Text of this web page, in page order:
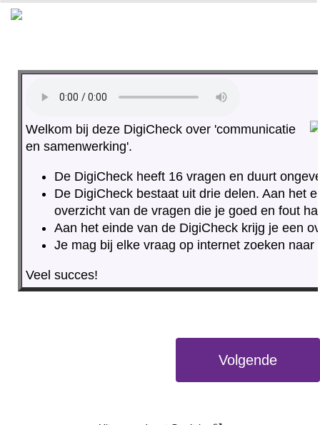
Welkom bij deze DigiCheck over 'communicatie
en samenwerking'.
De DigiCheck heeft 16 vragen en duurt
De DigiCheck bestaat uit drie delen. Aan het
overzicht van de vragen die je goed en fout
Aan het einde van de DigiCheck krijg je een
Je mag bij elke vraag op internet zoeken naar
Veel succes!
0%